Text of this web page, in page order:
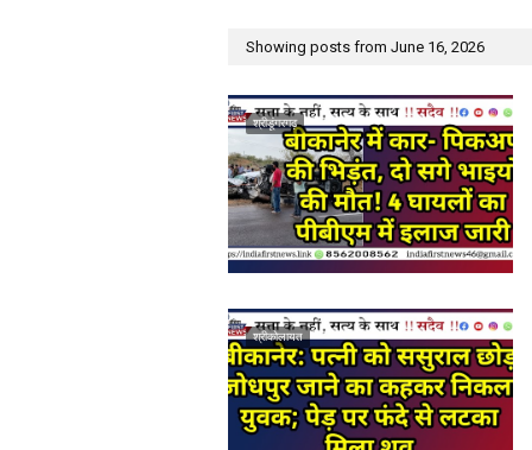
Showing posts from June 16, 2026
श्रीडूंगरगढ़
श्रीकोलायत